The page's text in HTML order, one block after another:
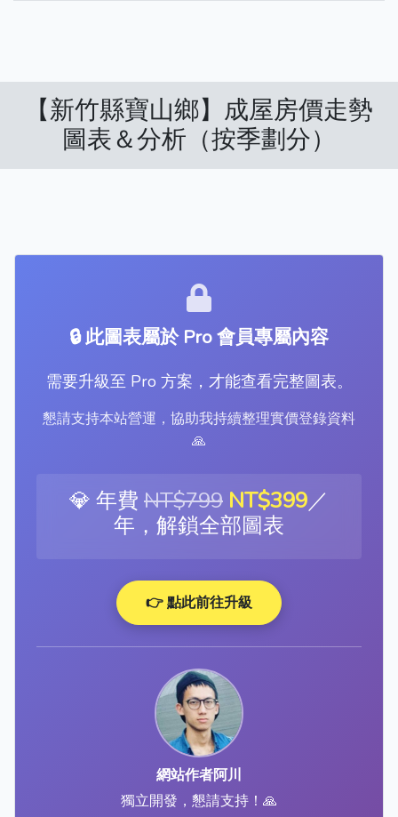
【新竹縣寶山鄉】成屋房價走勢
圖表＆分析（按季劃分）
🔒 此圖表屬於 Pro 會員專屬內容
需要升級至 Pro 方案，才能查看完整圖表。
懇請支持本站營運，協助我持續整理實價登錄資料
🙏
💎 年費 NT$799 NT$399／
年，解鎖全部圖表
👉 點此前往升級
網站作者阿川
獨立開發，懇請支持！🙏